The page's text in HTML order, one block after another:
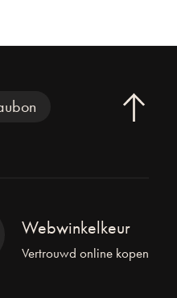
Webwinkelkeur
Vertrouwd online kopen